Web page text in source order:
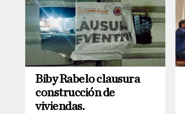
Biby Rabelo clausura
construcción de
viviendas.